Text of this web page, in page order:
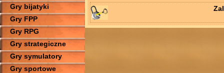
Gry bijatyki
Gry FPP
Gry RPG
Gry strategiczne
Gry symulatory
Gry sportowe